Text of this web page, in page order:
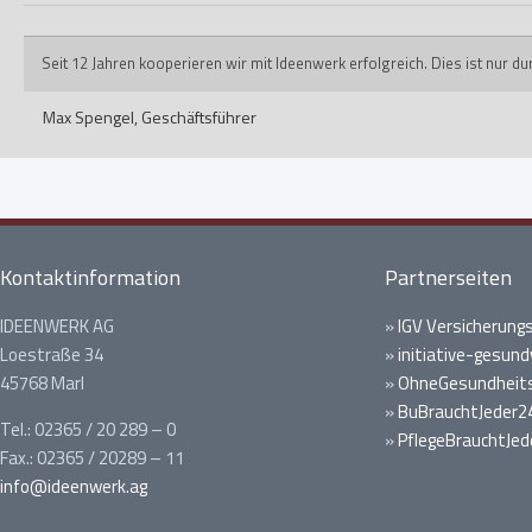
Seit 12 Jahren kooperieren wir mit Ideenwerk erfolgreich. Dies ist nur
Max Spengel, Geschäftsführer
Kontaktinformation
IDEENWERK AG
Loestraße 34
45768 Marl
Tel.: 02365 / 20 289 – 0
Fax.: 02365 / 20289 – 11
info@ideenwerk.ag
Partnerseiten
»IGV
»initiative-
»
»
»